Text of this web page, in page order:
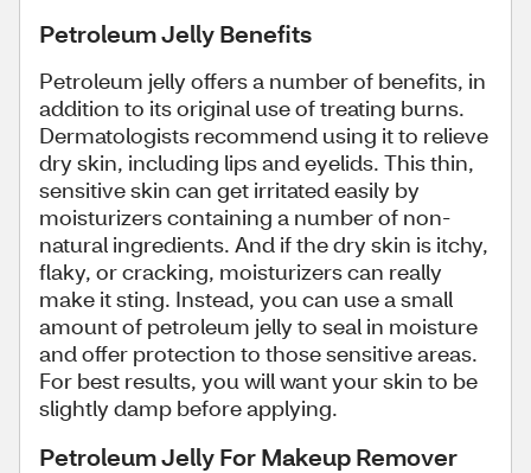
Petroleum Jelly Benefits
Petroleum jelly offers a number of benefits, in
addition to its original use of treating burns.
Dermatologists recommend using it to relieve
dry skin, including lips and eyelids. This thin,
sensitive skin can get irritated easily by
moisturizers containing a number of non-
natural ingredients. And if the dry skin is itchy,
flaky, or cracking, moisturizers can really
make it sting. Instead, you can use a small
amount of petroleum jelly to seal in moisture
and offer protection to those sensitive areas.
For best results, you will want your skin to be
slightly damp before applying.
Petroleum Jelly For Makeup Remover